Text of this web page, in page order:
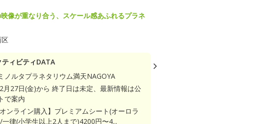
像が重なり合う、スケール感あふれるプラネ
ィビティDATA
ノルタプラネタリウム満天NAGOYA
月27日(金)から 終了日は未定、最新情報は公
で案内
ンライン購入】プレミアムシート(オーロラ
一律(小学生以上2人まで)4200円〜4...